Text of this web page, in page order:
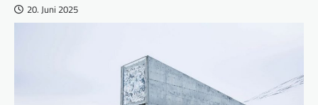
20. Juni 2025